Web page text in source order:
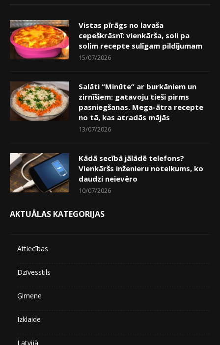
Vistas pīrāgs no lavaša
cepeškrāsnī: vienkārša, soli pa
solim recepte sulīgam pildījumam
15/07/2026
Salāti “Minūte” ar burkāniem un
zirnīšiem: gatavoju tieši pirms
pasniegšanas. Mega-ātra recepte
no tā, kas atradās mājās
13/07/2026
Kādā secībā jālādē telefons?
Vienkāršs inženieru noteikums, ko
daudzi neievēro
10/07/2026
AKTUĀLAS KATEGORIJAS
Attiecības
Dzīvesstils
Ģimene
Izklaide
Latvijā